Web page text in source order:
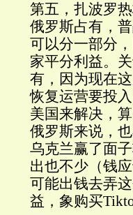
第五，扎波罗
俄罗斯占有，
可以分一部分
家平分利益。
有，因为现在
恢复运营要投
美国来解决，
俄罗斯来说，
乌克兰赢了面
出也不少（钱
可能出钱去弄
益，象购买